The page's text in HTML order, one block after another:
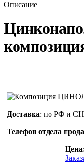
Описание
Доставка: по РФ и
Телефон отдела
Цена: